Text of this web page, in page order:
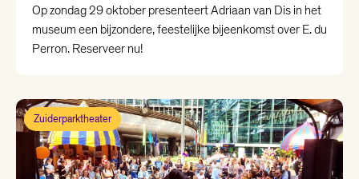
Op zondag 29 oktober presenteert Adriaan van Dis in het
museum een bijzondere, feestelijke bijeenkomst over E. du
Perron. Reserveer nu!
Zuiderparktheater
Volg ons op
COOKIEBELEIDVOORWAARDENBEZOEKERSVOORWAARDEN